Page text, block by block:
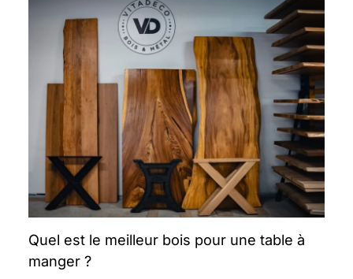
Quel est le meilleur bois pour une table à
manger ?